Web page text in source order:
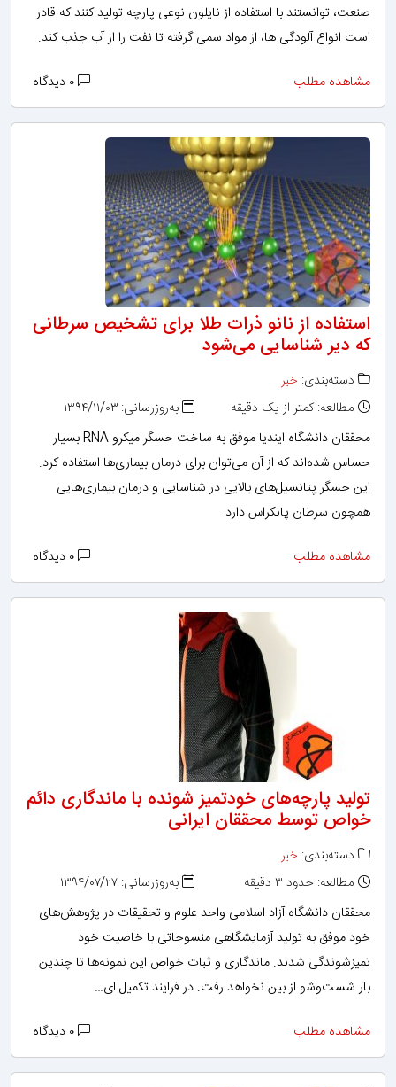
صنعت، توانستند با استفاده از نایلون نوعی پارچه تولید کنند که قادر
است انواع آلودگی ها، از مواد سمی گرفته تا نفت را از آب جذب کند.
مشاهده مطلب
استفاده از نانو ذرات طلا برای تشخیص سرطانی
که دیر شناسایی می‌شود
دسته‌بندی: خبر
مطالعه: کمتر از یک دقیقه
به‌روزرسانی: ۱۳۹۴/۱۱/۰۳
محققان دانشگاه ایندیا موفق به ساخت حسگر میکرو RNA بسیار
حساس شده‌اند که از آن می‌توان برای درمان بیماری‌ها استفاده کرد.
این حسگر پتانسیل‌های بالایی در شناسایی و درمان بیماری‌هایی
همچون سرطان پانکراس دارد.
مشاهده مطلب
تولید پارچه‌های خودتمیز شونده با ماندگاری دائم
خواص توسط محققان ایرانی
دسته‌بندی: خبر
مطالعه: حدود ۳ دقیقه
به‌روزرسانی: ۱۳۹۴/۰۷/۲۷
محققان دانشگاه آزاد اسلامی واحد علوم و تحقیقات در پژوهش‌های
خود موفق به تولید آزمایشگاهی منسوجاتی با خاصیت خود
تمیزشوندگی شدند. ماندگاری و ثبات خواص این نمونه‌ها تا چندین
بار شست‌وشو از بین نخواهد رفت. در فرایند تکمیل ای…
مشاهده مطلب